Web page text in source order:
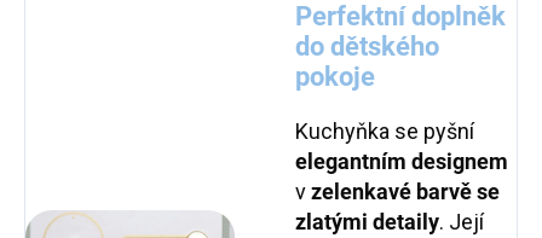
Perfektní doplněk
do dětského
pokoje
Kuchyňka se pyšní
elegantním designem
vzelenkavé barvě se
zlatými detaily. Její